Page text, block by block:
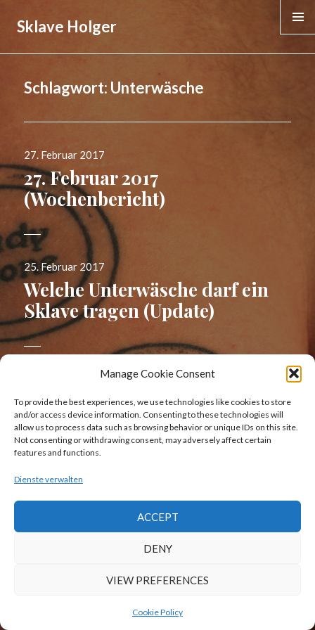
Manage Cookie Consent
To provide the best experiences, we use technologies like cookies to store
and/or access device information. Consenting to these technologies will
allow us to process data such as browsing behavior or unique IDs on this site.
Not consenting or withdrawing consent, may adversely affect certain
features and functions.
Dienste verwalten
ACCEPT
DENY
VIEW PREFERENCES
Cookie Policy
Sklave Holger
Schlagwort: Unterwäsche
Veröffentlicht
am
27. Februar 2017
27. Februar 2017
(Wochenbericht)
Veröffentlicht
am
25. Februar 2017
Welche Unterwäsche darf ein
Sklave tragen (Update)
20. Februar 2017
Welche Unterwäsche darf ein
Sklave tragen (Meine erste
Umfrage auf dem